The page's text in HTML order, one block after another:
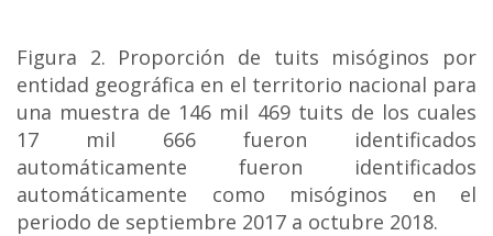
Figura 2. Proporción de tuits misóginos por
entidad geográfica en el territorio nacional para
una muestra de 146 mil 469 tuits de los cuales
17 mil 666 fueron identificados
automáticamente fueron identificados
automáticamente como misóginos en el
periodo de septiembre 2017 a octubre 2018.